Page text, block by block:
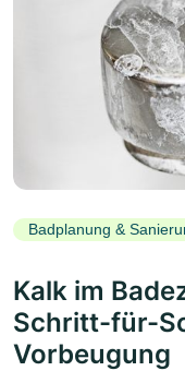
Badplanung &
Kalk im
Schritt-für-
Vorbeugung